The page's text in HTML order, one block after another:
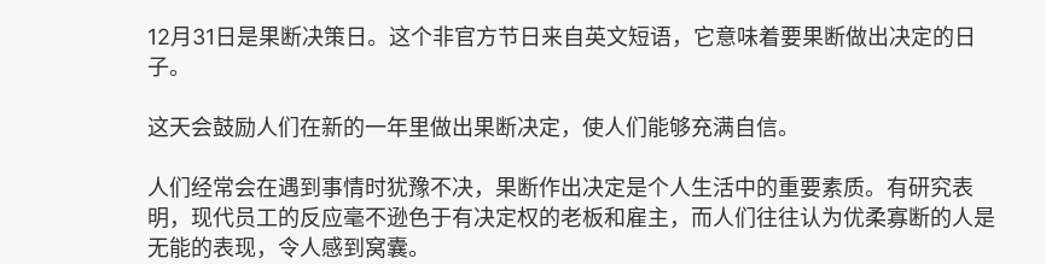
12月31日是果断决策日。这个非官方节日来自英文短语，它意味着要果断做出决定的日
子。
这天会鼓励人们在新的一年里做出果断决定，使人们能够充满自信。
人们经常会在遇到事情时犹豫不决，果断作出决定是个人生活中的重要素质。有研究表
明，现代员工的反应毫不逊色于有决定权的老板和雇主，而人们往往认为优柔寡断的人是
无能的表现，令人感到窝囊。